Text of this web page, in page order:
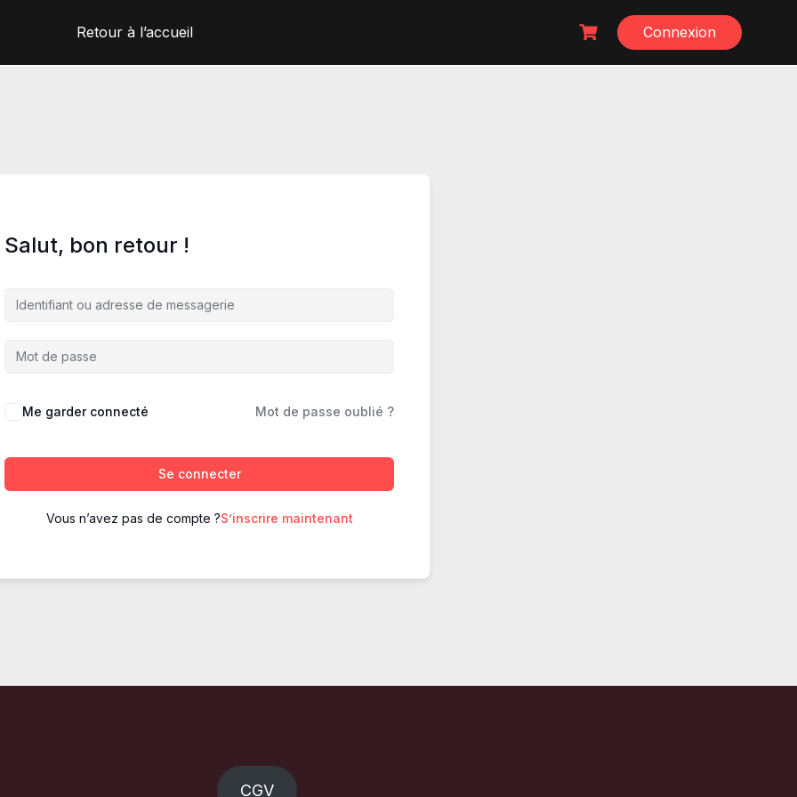
Retour à l’accueil Connexion
Salut, bon retour !
Me garder connecté Mot de passe oublié ?
Se connecter
Vous n’avez pas de compte ?S’inscrire maintenant
CGV